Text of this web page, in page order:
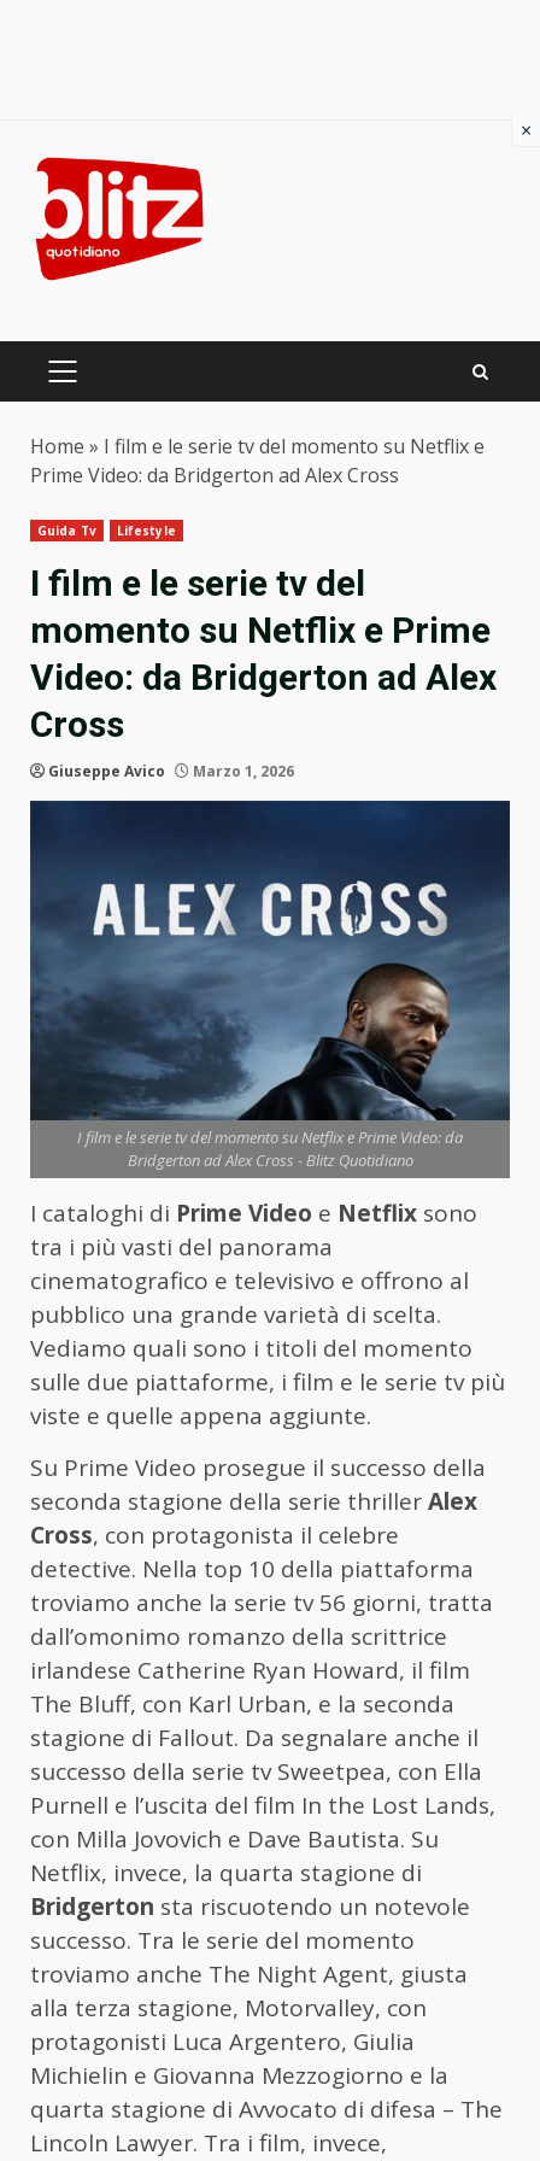
content
PRIMARY
Home » I film e le serie tv del momento su Netflix e
Prime Video: da Bridgerton ad Alex Cross
Guida Tv Lifestyle
I film e le serie tv del
momento su Netflix e Prime
Video: da Bridgerton ad Alex
Cross
Giuseppe Avico Marzo 1, 2026
I film e le serie tv del momento su Netflix e Prime Video: da
Bridgerton ad Alex Cross - Blitz Quotidiano
I cataloghi di Prime Video e Netflix sono
tra i più vasti del panorama
cinematografico e televisivo e offrono al
pubblico una grande varietà di scelta.
Vediamo quali sono i titoli del momento
sulle due piattaforme, i film e le serie tv più
viste e quelle appena aggiunte.
Su Prime Video prosegue il successo della
seconda stagione della serie thrillerAlex
Cross, con protagonista il celebre
detective. Nella top 10 della piattaforma
troviamo anche la serie tv 56 giorni, tratta
dall’omonimo romanzo della scrittrice
irlandese Catherine Ryan Howard, il film
The Bluff, con Karl Urban, e la seconda
stagione di Fallout. Da segnalare anche il
successo della serie tv Sweetpea, con Ella
Purnell e l’uscita del film In the Lost Lands,
con Milla Jovovich e Dave Bautista. Su
Netflix, invece, la quarta stagione di
Bridgerton sta riscuotendo un notevole
successo. Tra le serie del momento
troviamo anche The Night Agent, giusta
alla terza stagione, Motorvalley, con
protagonisti Luca Argentero, Giulia
Michielin e Giovanna Mezzogiorno e la
quarta stagione di Avvocato di difesa – The
Lincoln Lawyer. Tra i film, invece,
×